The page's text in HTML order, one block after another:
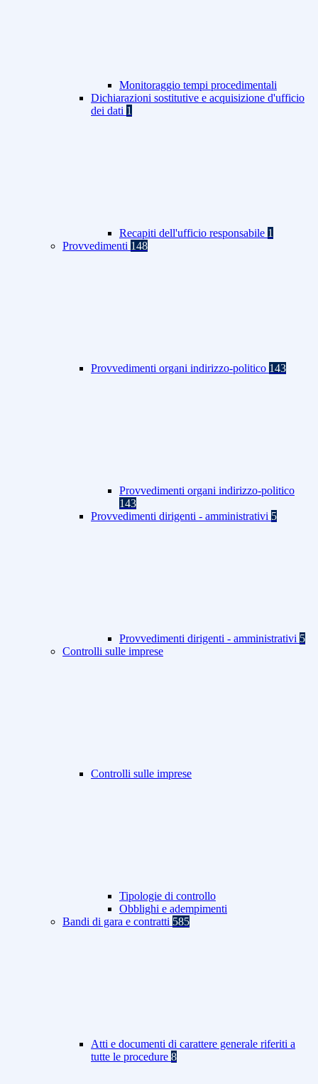
Monitoraggio tempi procedimentali
Dichiarazioni sostitutive e acquisizione d'ufficio
dei dati 1
Recapiti dell'ufficio responsabile 1
Provvedimenti 148
Provvedimenti organi indirizzo-politico 143
Provvedimenti organi indirizzo-politico
143
Provvedimenti dirigenti - amministrativi 5
Provvedimenti dirigenti - amministrativi 5
Controlli sulle imprese
Controlli sulle imprese
Tipologie di controllo
Obblighi e adempimenti
Bandi di gara e contratti 585
Atti e documenti di carattere generale riferiti a
tutte le procedure 8